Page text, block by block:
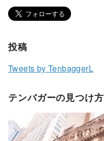
投稿
Tweets by TenbaggerL
テンバガーの見つけ方